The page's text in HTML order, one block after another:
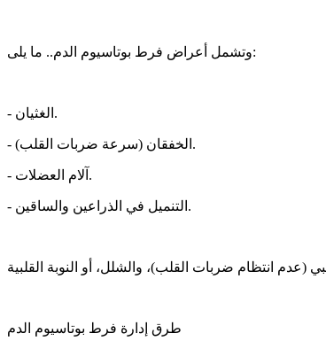
وتشمل أعراض فرط بوتاسيوم الدم.. ما يلى:
- الغثيان.
- الخفقان (سرعة ضربات القلب).
- آلام العضلات.
- التنميل في الذراعين والساقين.
طرق إدارة فرط بوتاسيوم الدم